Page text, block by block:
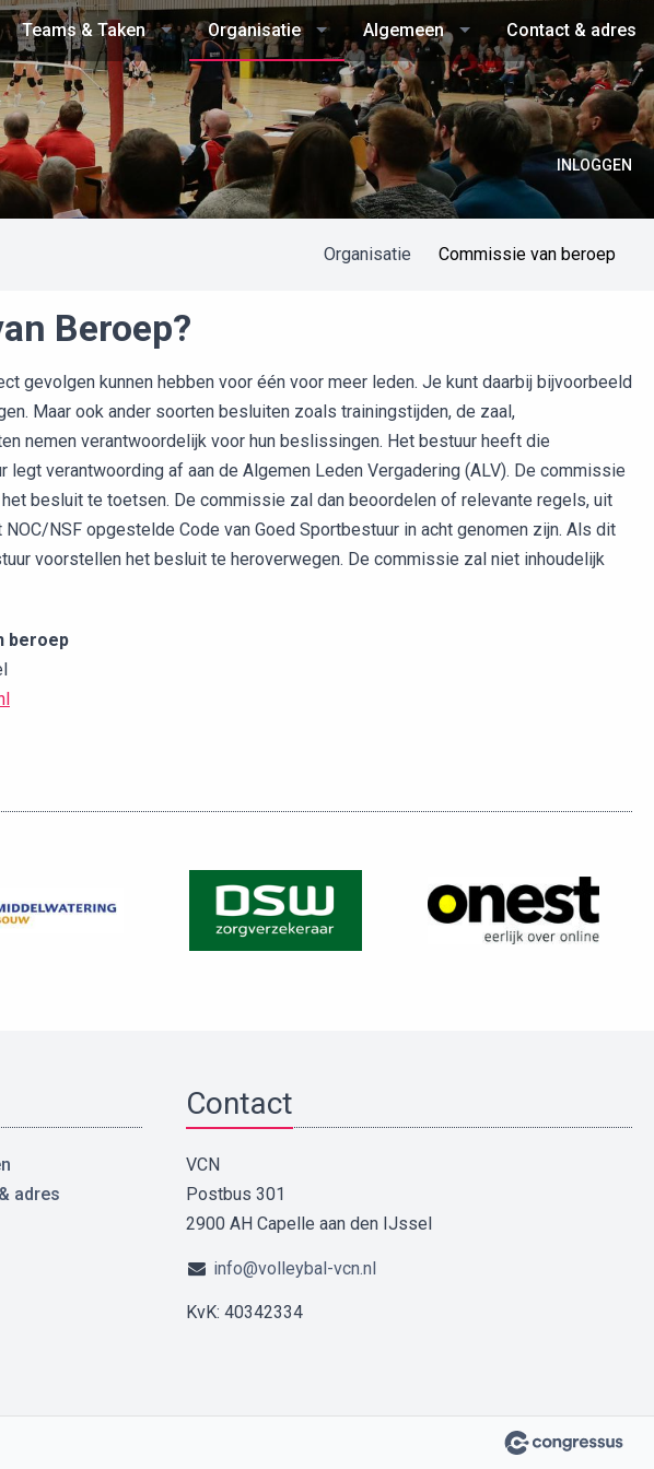
INLOGGEN
Teams & Taken Organisatie Algemeen Contact & adres
Organisatie Commissie van beroep
Beroep?
gevolgen kunnen hebben voor één voor meer leden. Je kunt daarbij bijvoorbeeld
Maar ook ander soorten besluiten zoals trainingstijden, de zaal,
nemen verantwoordelijk voor hun beslissingen. Het bestuur heeft die
verantwoording af aan de Algemen Leden Vergadering (ALV). De commissie
besluit te toetsen. De commissie zal dan beoordelen of relevante regels, uit
NSF opgestelde Code van Goed Sportbestuur in acht genomen zijn. Als dit
voorstellen het besluit te heroverwegen. De commissie zal niet inhoudelijk
beroep
adres
Contact
VCN
Postbus 301
2900 AH Capelle aan den IJssel
info@volleybal-vcn.nl
KvK: 40342334